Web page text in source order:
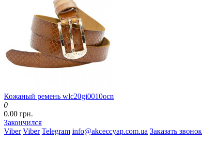
Кожаный ремень wlc20gi0010ocn
0
0.00 грн.
Закончился
Viber Viber Telegram info@akceccyap.com.ua Заказать звонок